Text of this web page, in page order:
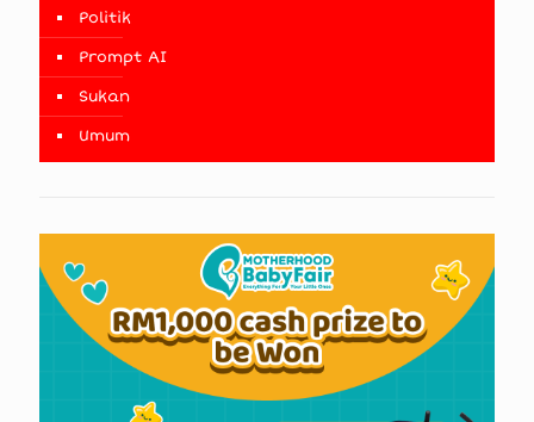
Politik
Prompt AI
Sukan
Umum